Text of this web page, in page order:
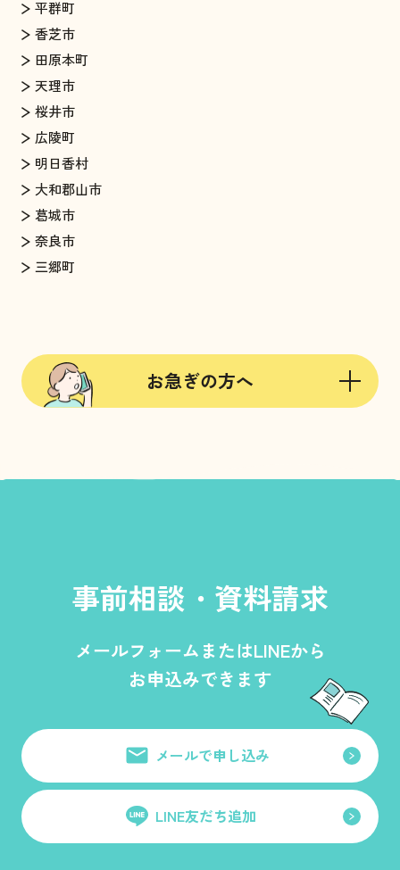
平群町
香芝市
田原本町
天理市
桜井市
広陵町
明日香村
大和郡山市
葛城市
奈良市
三郷町
お急ぎの方へ
事前相談・資料請求
メールフォームまたはLINEから
お申込みできます
メールで申し込み
LINE友だち追加